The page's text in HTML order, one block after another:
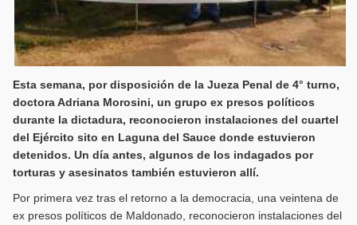
Esta semana, por disposición de la Jueza Penal de 4° turno,
doctora Adriana Morosini, un grupo ex presos políticos
durante la dictadura, reconocieron instalaciones del cuartel
del Ejército sito en Laguna del Sauce donde estuvieron
detenidos. Un día antes, algunos de los indagados por
torturas y asesinatos también estuvieron allí.
Por primera vez tras el retorno a la democracia, una veintena de
ex presos políticos de Maldonado, reconocieron instalaciones del